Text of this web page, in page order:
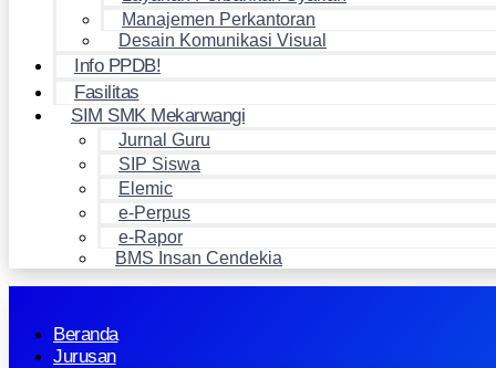
Manajemen Perkantoran
Desain Komunikasi Visual
Info PPDB!
Fasilitas
SIM SMK Mekarwangi
Jurnal Guru
SIP Siswa
Elemic
e-Perpus
e-Rapor
BMS Insan Cendekia
Beranda
Jurusan